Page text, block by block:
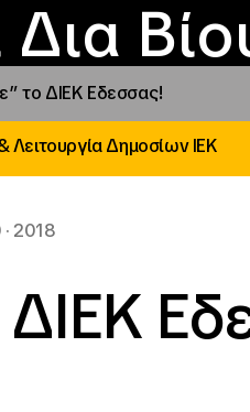
Δια
Εστίες
το ΔΙΕΚ Εδεσσας!
Λειτουργία Δημοσίων ΙΕΚ
· 2018